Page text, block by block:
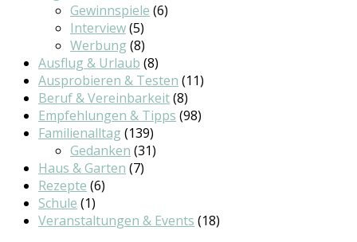
Gewinnspiele (6)
Interview(5)
Werbung (8)
Ausflug & Urlaub (8)
Ausprobieren & Testen (11)
Beruf & Vereinbarkeit(8)
Empfehlungen & Tipps (98)
Familienalltag (139)
Gedanken (31)
Haus & Garten (7)
Rezepte (6)
Schule (1)
Veranstaltungen & Events (18)